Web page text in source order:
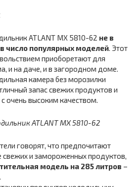
ATLANT МХ 5810-62 не в
число популярных моделей. Этот
приоборетают для
и на даче, и в загородном доме.
камера без морозилки
запас свежих продуктов и
очень высоким качеством.
ATLANT МХ 5810-62
говорят, что предпочитают
свежих и замороженных продуктов,
модель на 285 литров –